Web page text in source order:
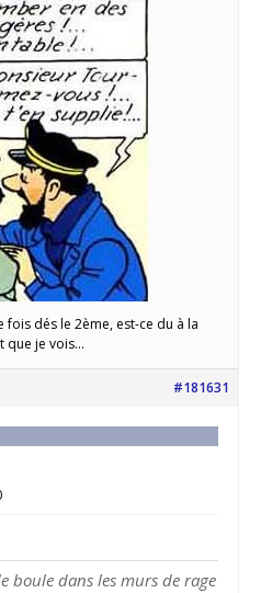
fois dés le 2ème, est-ce du à la
que je vois…
#181631
boule dans les murs de rage